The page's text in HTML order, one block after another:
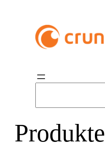
h
e
Produkte